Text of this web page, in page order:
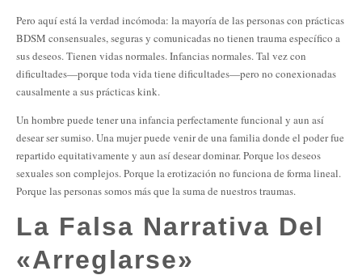
Pero aquí está la verdad incómoda: la mayoría de las personas con prácticas
BDSM consensuales, seguras y comunicadas no tienen trauma específico a
sus deseos. Tienen vidas normales. Infancias normales. Tal vez con
dificultades—porque toda vida tiene dificultades—pero no conexionadas
causalmente a sus prácticas kink.
Un hombre puede tener una infancia perfectamente funcional y aun así
desear ser sumiso. Una mujer puede venir de una familia donde el poder fue
repartido equitativamente y aun así desear dominar. Porque los deseos
sexuales son complejos. Porque la erotización no funciona de forma lineal.
Porque las personas somos más que la suma de nuestros traumas.
La Falsa Narrativa Del
«Arreglarse»